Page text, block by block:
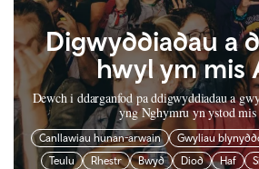
Digwyddiadau a
hwyl ym mis
Dewch i ddarganfod pa ddigwyddiadau a
yng Nghymru yn ystod
Canllawiau hunan-arwain Gwyliau
Teulu
Rhestr Bwyd Diod Haf